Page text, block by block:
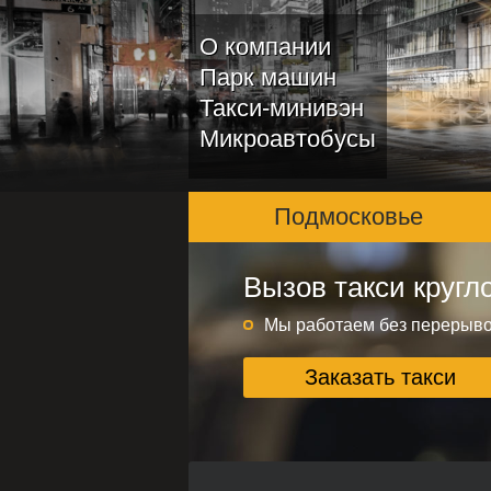
О компании
Парк машин
Такси-минивэн
Микроавтобусы
Подмосковье
Подмосковье и
Круглосуточно без
Заказать такси
Вызов такси
Мы работаем без
Заказать такси